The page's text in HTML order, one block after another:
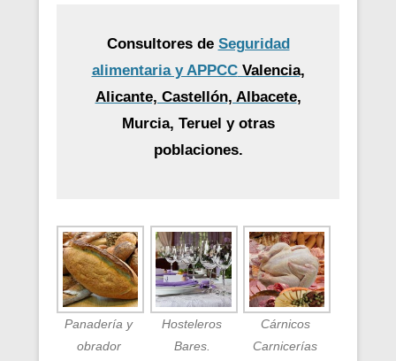
Consultores de Seguridad
alimentaria y APPCCValencia,
Alicante, Castellón, Albacete,
Murcia, Teruel y otras
poblaciones.
Panadería y
obrador
Hosteleros
Bares.
Cárnicos
Carnicerías